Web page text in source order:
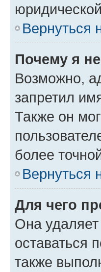
Вернуться
Почему я
Возможно,
запретил
Также он
более
Вернуться
Для чего
Она
оставаться
также